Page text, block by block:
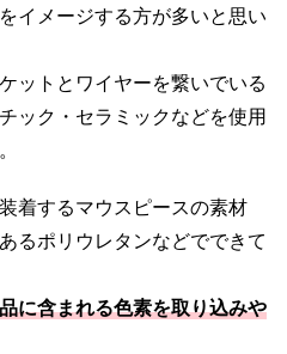
イメージする方が多いと思い
ットとワイヤーを繋いでいる
ック・セラミックなどを使用
着するマウスピースの素材
るポリウレタンなどでできて
に含まれる色素を取り込みや